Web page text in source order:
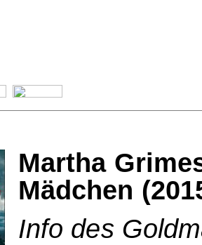
Martha
Mädchen
Info des